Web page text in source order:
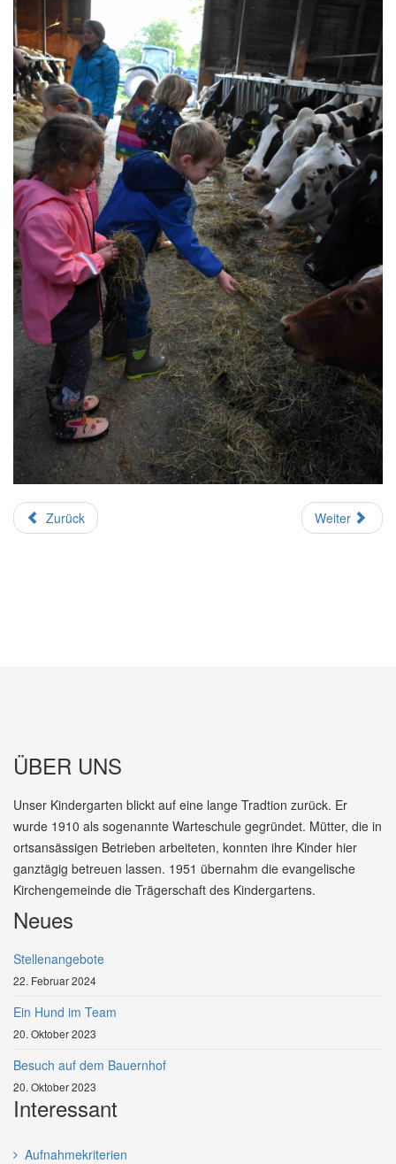
Zurück Weiter
ÜBER UNS
Unser Kindergarten blickt auf eine lange Tradtion zurück. Er
wurde 1910 als sogenannte Warteschule gegründet. Mütter, die in
ortsansässigen Betrieben arbeiteten, konnten ihre Kinder hier
ganztägig betreuen lassen. 1951 übernahm die evangelische
Kirchengemeinde die Trägerschaft des Kindergartens.
Neues
Stellenangebote
22. Februar 2024
Ein Hund im Team
20. Oktober 2023
Besuch auf dem Bauernhof
20. Oktober 2023
Interessant
Aufnahmekriterien